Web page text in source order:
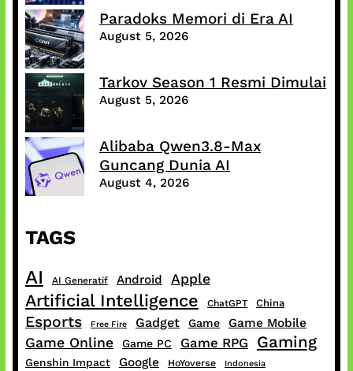
Paradoks Memori di Era AI
August 5, 2026
Tarkov Season 1 Resmi Dimulai
August 5, 2026
Alibaba Qwen3.8-Max
Guncang Dunia AI
August 4, 2026
TAGS
AI AI Generatif Android Apple
Artificial Intelligence ChatGPT China
Esports Free Fire Gadget Game Game Mobile
Game Online Game PC Game RPG Gaming
Genshin Impact Google HoYoverse Indonesia